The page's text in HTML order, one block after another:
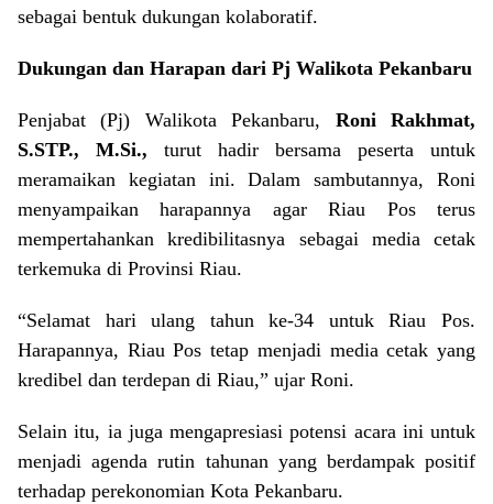
sebagai bentuk dukungan kolaboratif.
Dukungan dan Harapan dari Pj Walikota Pekanbaru
Penjabat (Pj) Walikota Pekanbaru, Roni Rakhmat,
S.STP., M.Si., turut hadir bersama peserta untuk
meramaikan kegiatan ini. Dalam sambutannya, Roni
menyampaikan harapannya agar Riau Pos terus
mempertahankan kredibilitasnya sebagai media cetak
terkemuka di Provinsi Riau.
“Selamat hari ulang tahun ke-34 untuk Riau Pos.
Harapannya, Riau Pos tetap menjadi media cetak yang
kredibel dan terdepan di Riau,” ujar Roni.
Selain itu, ia juga mengapresiasi potensi acara ini untuk
menjadi agenda rutin tahunan yang berdampak positif
terhadap perekonomian Kota Pekanbaru.